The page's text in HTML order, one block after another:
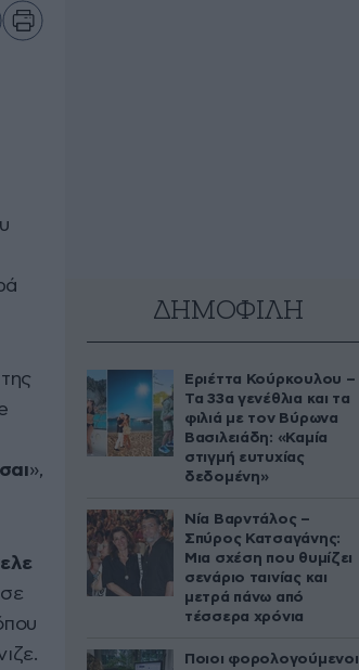
»,
ΔΗΜΟΦΙΛΗ
Εριέττα Κούρκουλου –
Τα 33α γενέθλια και τα
φιλιά με τον Βύρωνα
Βασιλειάδη: «Καμία
στιγμή ευτυχίας
δεδομένη»
Νία Βαρντάλος –
Σπύρος Κατσαγάνης:
Μια σχέση που θυμίζει
σενάριο ταινίας και
μετρά πάνω από
τέσσερα χρόνια
Ποιοι φορολογούμενοι